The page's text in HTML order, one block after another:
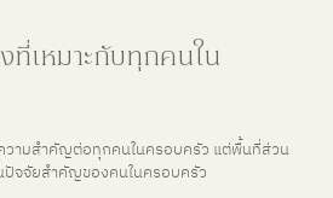
เหมาะกับทุกคนใน
วามสำคัญต่อทุกคนในครอบครัว แต่พื้นที่ส่วน
ปัจจัยสำคัญของคนในครอบครัว